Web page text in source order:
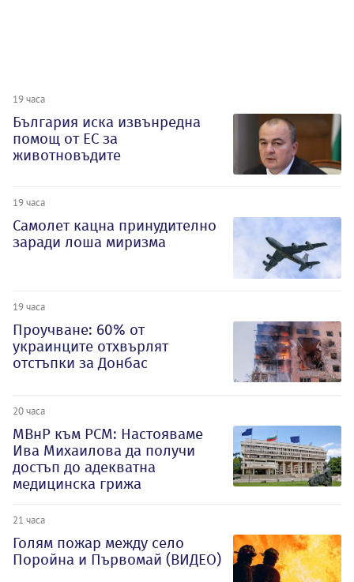
19 часа
България иска извънредна
помощ от ЕС за
животновъдите
19 часа
Самолет кацна принудително
заради лоша миризма
19 часа
Проучване: 60% от
украинците отхвърлят
отстъпки за Донбас
20 часа
МВнР към РСМ: Настояваме
Ива Михаилова да получи
достъп до адекватна
медицинска грижа
21 часа
Голям пожар между село
Поройна и Първомай (ВИДЕО)